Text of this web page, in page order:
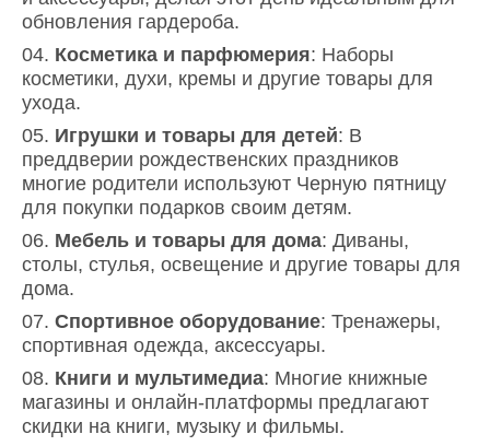
обновления гардероба.
Косметика и парфюмерия: Наборы
косметики, духи, кремы и другие товары для
ухода.
Игрушки и товары для детей: В
преддверии рождественских праздников
многие родители используют Черную пятницу
для покупки подарков своим детям.
Мебель и товары для дома: Диваны,
столы, стулья, освещение и другие товары для
дома.
Спортивное оборудование: Тренажеры,
спортивная одежда, аксессуары.
Книги и мультимедиа: Многие книжные
магазины и онлайн-платформы предлагают
скидки на книги, музыку и фильмы.